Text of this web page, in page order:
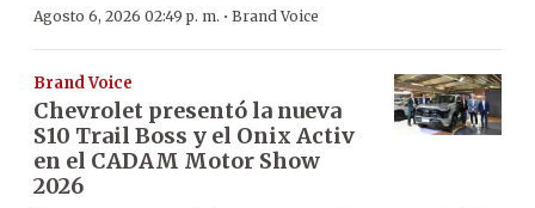
Agosto 6, 2026 02:49 p. m. · Brand Voice
Brand Voice
Chevrolet presentó la nueva
S10 Trail Boss y el Onix Activ
en el CADAM Motor Show
2026